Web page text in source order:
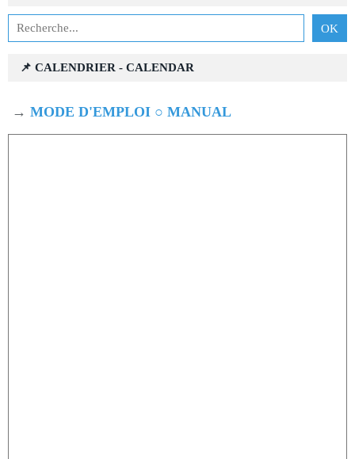
📌 CALENDRIER - CALENDAR
→ MODE D'EMPLOI ○ MANUAL